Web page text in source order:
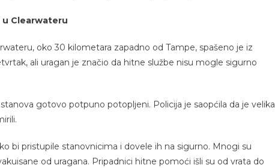
u Clearwateru
oko 30 kilometara zapadno od Tampe, spašeno je iz
ali uragan je značio da hitne službe nisu mogle sigurno
gotovo potpuno potopljeni. Policija je saopćila da je velika
bi pristupile stanovnicima i dovele ih na sigurno. Mnogi su
od uragana. Pripadnici hitne pomoći išli su od vrata do